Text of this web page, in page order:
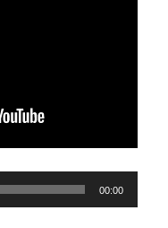
00:00